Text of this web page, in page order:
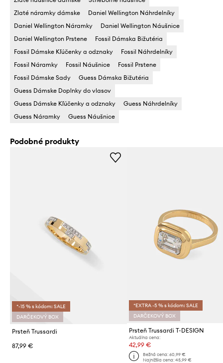
Zlaté náramky dámske
Daniel Wellington Náhrdelníky
Daniel Wellington Náramky
Daniel Wellington Náušnice
Daniel Wellington Prstene
Fossil Dámska Bižutéria
Fossil Dámske Kľúčenky a odznaky
Fossil Náhrdelníky
Fossil Náramky
Fossil Náušnice
Fossil Prstene
Fossil Dámske Sady
Guess Dámska Bižutéria
Guess Dámske Doplnky do vlasov
Guess Dámske Kľúčenky a odznaky
Guess Náhrdelníky
Guess Náramky
Guess Náušnice
Podobné produkty
*-15 % s kódom: SALE
DARČEKOVÝ BOX
Prsteň Trussardi
87,99 €
*EXTRA -5 % s kódom: SALE
DARČEKOVÝ BOX
Prsteň Trussardi T-DESIGN
Aktuálna cena:
42,99 €
Bežná cena: 60,99 €
Najnižšia cena: 45,99 €